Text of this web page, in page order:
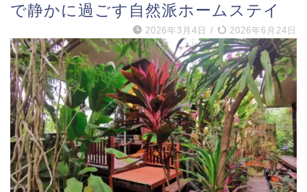
で静かに過ごす自然派ホームステイ
2026年3月4日 / 2026年6月24日